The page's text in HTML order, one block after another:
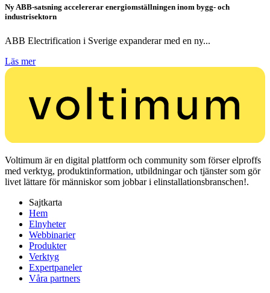
Ny ABB-satsning accelererar energiomställningen inom bygg- och
industrisektorn
ABB Electrification i Sverige expanderar med en ny...
Läs mer
Voltimum är en digital plattform och community som förser elproffs
med verktyg, produktinformation, utbildningar och tjänster som gör
livet lättare för människor som jobbar i elinstallationsbranschen!.
Sajtkarta
Hem
Elnyheter
Webbinarier
Produkter
Verktyg
Expertpaneler
Våra partners